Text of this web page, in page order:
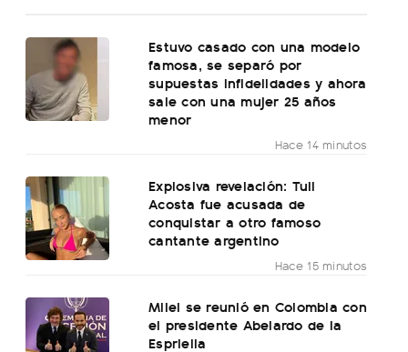
Estuvo casado con una modelo
famosa, se separó por
supuestas infidelidades y ahora
sale con una mujer 25 años
menor
Hace 14 minutos
Explosiva revelación: Tuli
Acosta fue acusada de
conquistar a otro famoso
cantante argentino
Hace 15 minutos
Milei se reunió en Colombia con
el presidente Abelardo de la
Espriella